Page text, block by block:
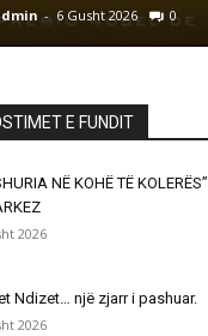
- 6 Gusht 2026 0
E FUNDIT
NË KOHË TË KOLERËS”
2026
Ndizet… një zjarr i pashuar.
2026